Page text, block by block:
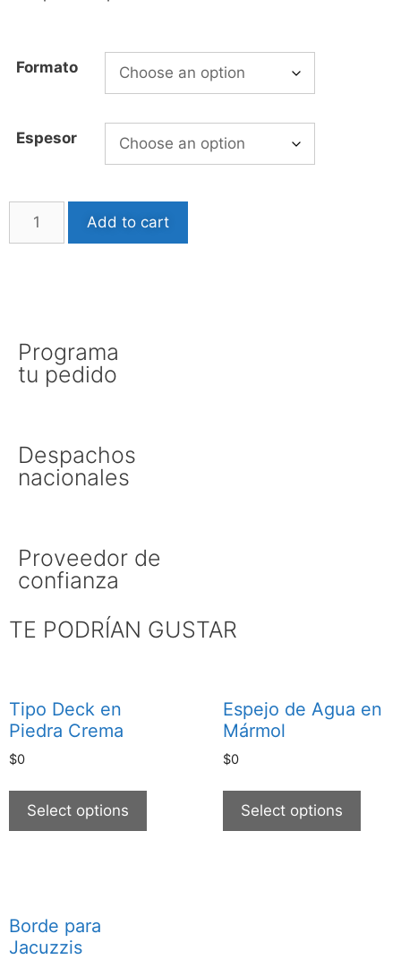
Formato
Espesor
Add to cart
Programa
tu pedido
Despachos
nacionales
Proveedor de
confianza
TE PODRÍAN GUSTAR
Tipo Deck en
Piedra Crema
$0
Select options
Espejo de Agua en
Mármol
$0
Select options
Borde para
Jacuzzis